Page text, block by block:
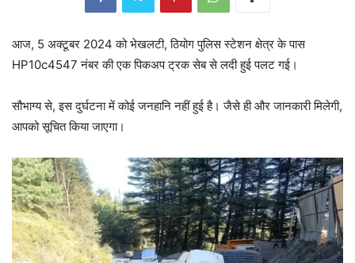
आज, 5 अक्टूबर 2024 को भेखलटी, ठियोग पुलिस स्टेशन क्षेत्र के पास
HP10c4547 नंबर की एक पिकअप ट्रक सेब से लदी हुई पलट गई।
सौभाग्य से, इस दुर्घटना में कोई जनहानि नहीं हुई है। जैसे ही और जानकारी मिलेगी,
आपको सूचित किया जाएगा।